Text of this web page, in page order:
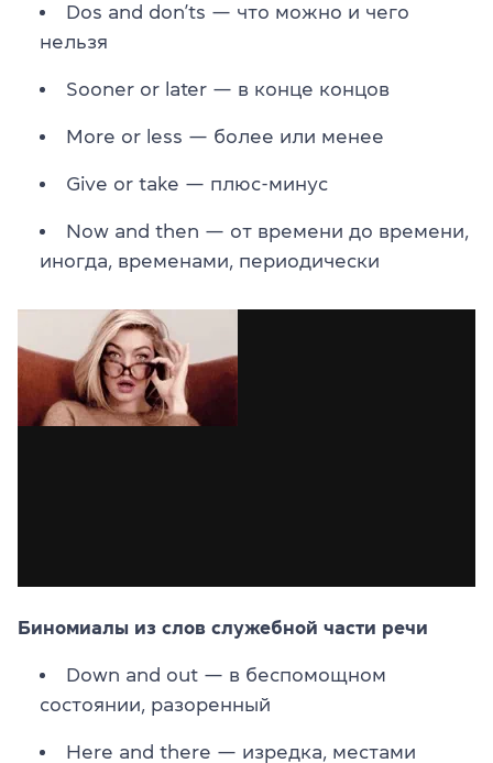
Dos and don’ts — что можно и чего
нельзя
Sooner or later — в конце концов
More or less — более или менее
Give or take — плюс-минус
Now and then — от времени до времени,
иногда, временами, периодически
Биномиалы из слов служебной части речи
Down and out — в беспомощном
состоянии, разоренный
Here and there — изредка, местами